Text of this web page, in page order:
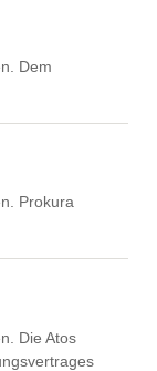
Dem
Prokura
Die Atos